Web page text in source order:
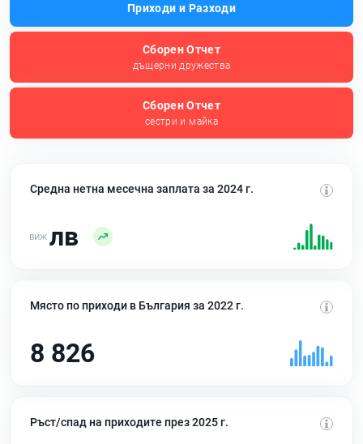
Приходи и Разходи
Сборен Отчет
дъщерни дружества
Сборен Отчет
сестри и майка
Средна нетна месечна заплата за 2024 г.
лв
Място по приходи в България за 2022 г.
8 826
Ръст/спад на приходите през 2025 г.